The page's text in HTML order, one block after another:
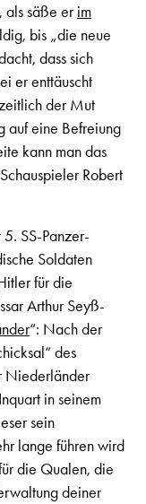
als säße erim
bis „die neue
dass sich
er enttäuscht
der Mut
auf eine Befreiung
kann man das
Robert
SS-Panzer-
Soldaten
für die
Arthur Seyß-
“: Nach der
des
Niederländer
in seinem
sein
lange führen wird
die Qualen, die
deiner